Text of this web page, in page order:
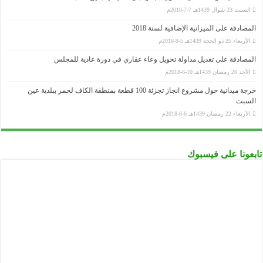
السبت 23 شوال 1439هـ 7-7-2018م
المصادقة على الميزانية الإضافية لسنة 2018
الأربعاء 25 ذو الحجة 1439هـ 5-9-2018م
المصادقة على تعديل مداولة تحويل وعاء عقاري في دورة عادية للمجلس
الأحد 26 رمضان 1439هـ 10-6-2018م
خرجة ميدانية حول مشروع انجاز تجزئة 100 قطعة بمنطقة الكاف لحمر ببلدية عين
السبت
الأربعاء 22 رمضان 1439هـ 6-6-2018م
تابعونا على فيسبوك